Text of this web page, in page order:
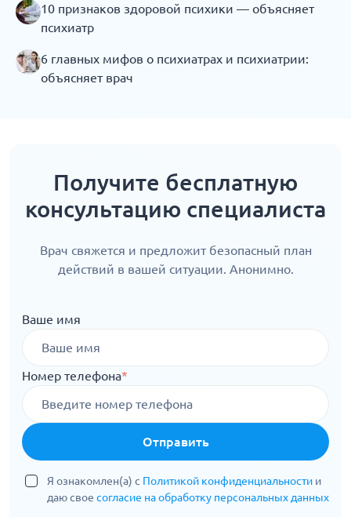
10 признаков здоровой психики — объясняет
психиатр
6 главных мифов о психиатрах и психиатрии:
объясняет врач
Получите бесплатную
консультацию специалиста
Врач свяжется и предложит безопасный план
действий в вашей ситуации. Анонимно.
Ваше имя
Номер телефона*
Отправить
Я ознакомлен(а) с Политикой конфиденциальности и
даю свое согласие на обработку персональных данных